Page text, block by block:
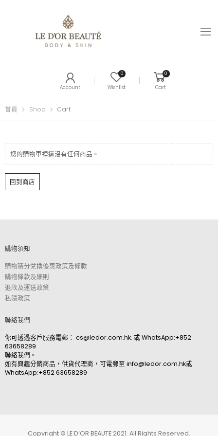
Account
0
Wishlist
0
Cart
首頁 Shop Cart
您的購物車裡還沒有任何商品。
回到商店
購物須知
購物積分兌換優惠政策及條款
購物條款及細則
退款及運送政策
私隱政策
聯絡我們
你可透過客戶服務電郵： cs@ledor.com.hk. 或 WhatsApp:+852
63658289
聯絡我們。
如有興趣分銷商品，供貨代理商，可電郵至 info@ledor.com.hk或
WhatsApp:+852 63658289
Copyright © LE D’OR BEAUTE 2021. All Rights Reserved.